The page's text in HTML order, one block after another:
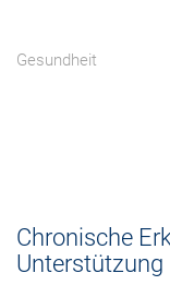
Gesundheit
Chronische
Unterstützung